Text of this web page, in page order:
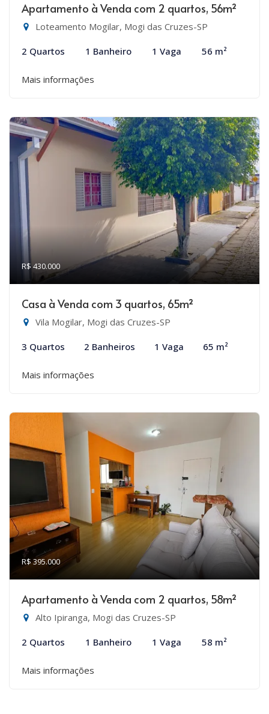
Apartamento à Venda com 2 quartos, 56m²
Loteamento Mogilar, Mogi das Cruzes-SP
2 Quartos 1 Banheiro 1 Vaga 56 m²
Mais informações
R$ 430.000
Casa à Venda com 3 quartos, 65m²
Vila Mogilar, Mogi das Cruzes-SP
3 Quartos 2 Banheiros 1 Vaga 65 m²
Mais informações
R$ 395.000
Apartamento à Venda com 2 quartos, 58m²
Alto Ipiranga, Mogi das Cruzes-SP
2 Quartos 1 Banheiro 1 Vaga 58 m²
Mais informações